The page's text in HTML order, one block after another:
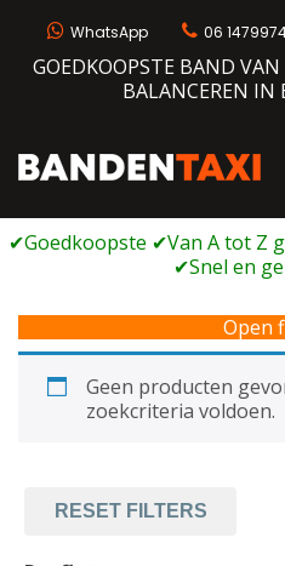
WhatsApp 06
GOEDKOOPSTE BAND
BALANCEREN IN
Open
Geen producten
zoekcriteria voldoen.
RESET FILTERS